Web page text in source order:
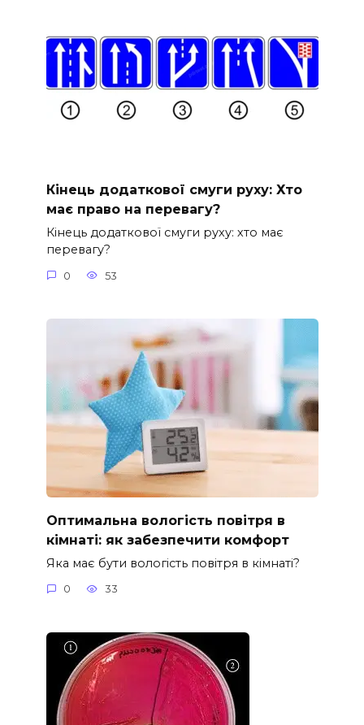
Кінець додаткової смуги руху: Хто
має право на перевагу?
Кінець додаткової смуги руху: хто має
перевагу?
0 53
Оптимальна вологість повітря в
кімнаті: як забезпечити комфорт
Яка має бути вологість повітря в кімнаті?
0 33